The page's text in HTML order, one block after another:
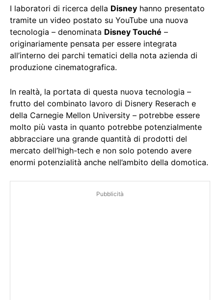
I laboratori di ricerca della Disney hanno presentato
tramite un video postato su YouTube una nuova
tecnologia – denominata Disney Touché –
originariamente pensata per essere integrata
all’interno dei parchi tematici della nota azienda di
produzione cinematografica.
In realtà, la portata di questa nuova tecnologia –
frutto del combinato lavoro di Disnery Reserach e
della Carnegie Mellon University – potrebbe essere
molto più vasta in quanto potrebbe potenzialmente
abbracciare una grande quantità di prodotti del
mercato dell’high-tech e non solo potendo avere
enormi potenzialità anche nell’ambito della domotica.
Pubblicità